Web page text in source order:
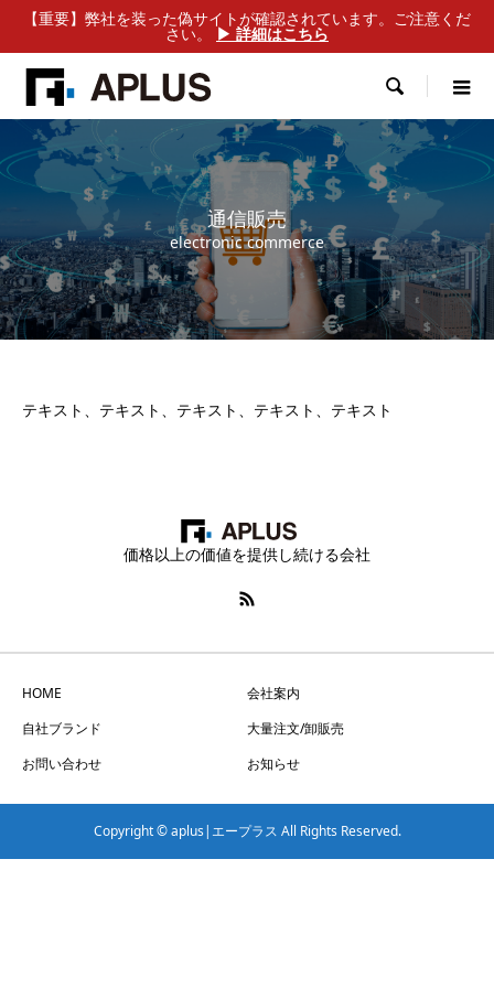
【重要】弊社を装った偽サイトが確認されています。ご注意くだ
さい。 ▶ 詳細はこちら

通信販売
electronic commerce
テキスト、テキスト、テキスト、テキスト、テキスト
価格以上の価値を提供し続ける会社
HOME
会社案内
自社ブランド
大量注文/卸販売
お問い合わせ
お知らせ
Copyright © aplus|エープラス All Rights Reserved.